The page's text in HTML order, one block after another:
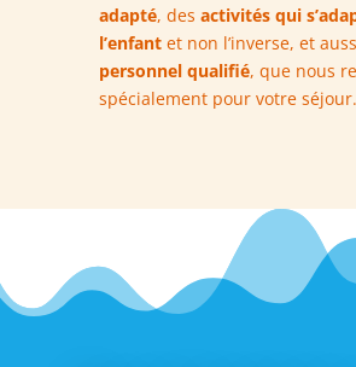
adapté, des activités qui
l’enfantet non l’inverse, et
personnel qualifié, que nous
spécialement pour votre séjour.